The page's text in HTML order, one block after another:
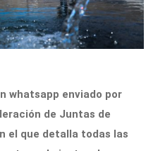
whatsapp enviado por
de Juntas de
el que detalla todas las